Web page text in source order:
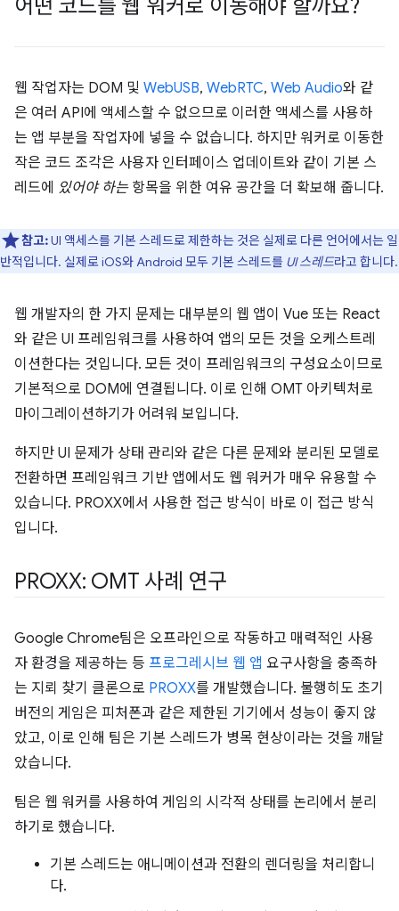
어떤 코드를 웹 워커로 이동해야 할까요?
웹 작업자는 DOM 및 WebUSB, WebRTC, Web Audio와 같
은 여러 API에 액세스할 수 없으므로 이러한 액세스를 사용하
는 앱 부분을 작업자에 넣을 수 없습니다. 하지만 워커로 이동한
작은 코드 조각은 사용자 인터페이스 업데이트와 같이 기본 스
레드에 있어야 하는항목을 위한 여유 공간을 더 확보해 줍니다.
참고:UI 액세스를 기본 스레드로 제한하는 것은 실제로 다른 언어에서는 일
반적입니다. 실제로 iOS와 Android 모두 기본 스레드를 UI 스레드라고 합니다.
웹 개발자의 한 가지 문제는 대부분의 웹 앱이 Vue 또는 React
와 같은 UI 프레임워크를 사용하여 앱의 모든 것을 오케스트레
이션한다는 것입니다. 모든 것이 프레임워크의 구성요소이므로
기본적으로 DOM에 연결됩니다. 이로 인해 OMT 아키텍처로
마이그레이션하기가 어려워 보입니다.
하지만 UI 문제가 상태 관리와 같은 다른 문제와 분리된 모델로
전환하면 프레임워크 기반 앱에서도 웹 워커가 매우 유용할 수
있습니다. PROXX에서 사용한 접근 방식이 바로 이 접근 방식
입니다.
PROXX: OMT 사례 연구
Google Chrome팀은 오프라인으로 작동하고 매력적인 사용
자 환경을 제공하는 등 프로그레시브 웹 앱 요구사항을 충족하
는 지뢰 찾기 클론으로 PROXX를 개발했습니다. 불행히도 초기
버전의 게임은 피처폰과 같은 제한된 기기에서 성능이 좋지 않
았고, 이로 인해 팀은 기본 스레드가 병목 현상이라는 것을 깨달
았습니다.
팀은 웹 워커를 사용하여 게임의 시각적 상태를 논리에서 분리
하기로 했습니다.
기본 스레드는 애니메이션과 전환의 렌더링을 처리합니
다.